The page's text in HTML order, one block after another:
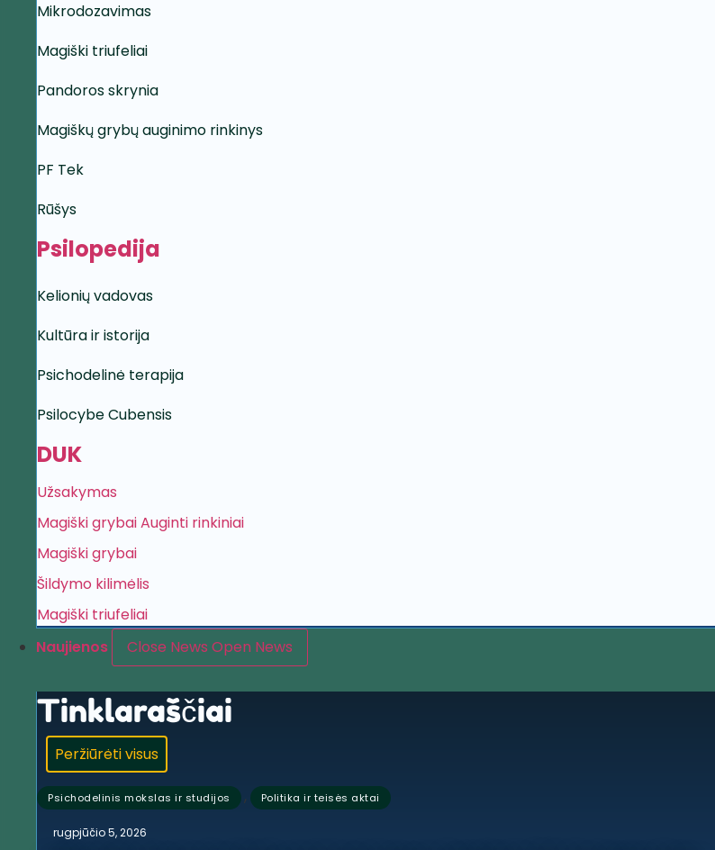
Mikrodozavimas
Magiški triufeliai
Pandoros skrynia
Magiškų grybų auginimo rinkinys
PF Tek
Rūšys
Psilopedija
Kelionių vadovas
Kultūra ir istorija
Psichodelinė terapija
Psilocybe Cubensis
DUK
Užsakymas
Magiški grybai Auginti rinkiniai
Magiški grybai
Šildymo kilimėlis
Magiški triufeliai
Naujienos
Close News Open News
Tinklaraščiai
Peržiūrėti visus
Psichodelinis mokslas ir studijos , Politika ir teisės aktai
rugpjūčio 5, 2026